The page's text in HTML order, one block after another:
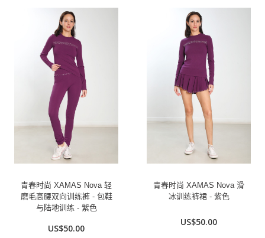
青春时尚 XAMAS Nova 轻
磨毛高腰双向训练裤 - 包鞋
与陆地训练 - 紫色
US$50.00
青春时尚 XAMAS Nova 滑
冰训练裤裙 - 紫色
US$50.00